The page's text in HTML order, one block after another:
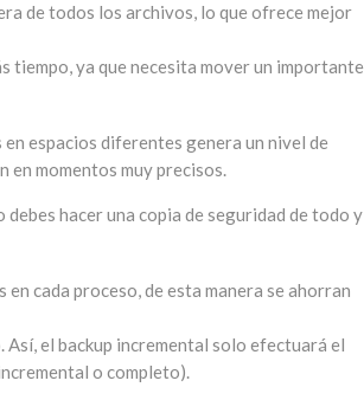
de todos los archivos, lo que ofrece mejor
tiempo, ya que necesita mover un importante
espacios diferentes genera un nivel de
en momentos muy precisos.
hacer una copia de seguridad de todo y
cada proceso, de esta manera se ahorran
el backup incremental solo efectuará el
o completo).